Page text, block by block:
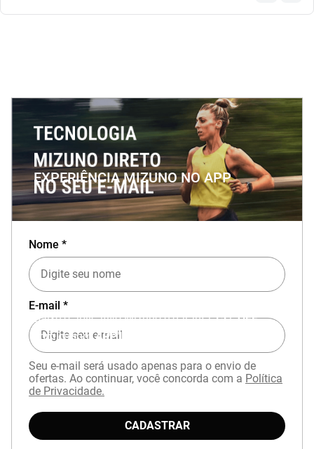
EXPERIÊNCIA MIZUNO NO APP
Baixe o aplicativo Mizuno e garanta15% OFF
com cupomAPP15
Nome *
E-mail *
Seu e-mail será usado apenas para o envio de
ofertas. Ao continuar, você concorda com a Política
de Privacidade.
CADASTRAR